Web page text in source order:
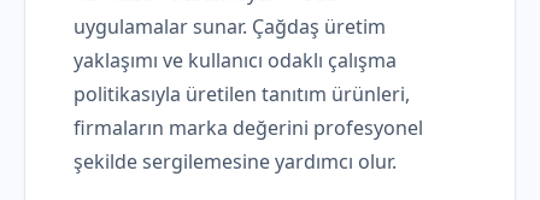
uygulamalar sunar. Çağdaş üretim
yaklaşımı ve kullanıcı odaklı çalışma
politikasıyla üretilen tanıtım ürünleri,
firmaların marka değerini profesyonel
şekilde sergilemesine yardımcı olur.